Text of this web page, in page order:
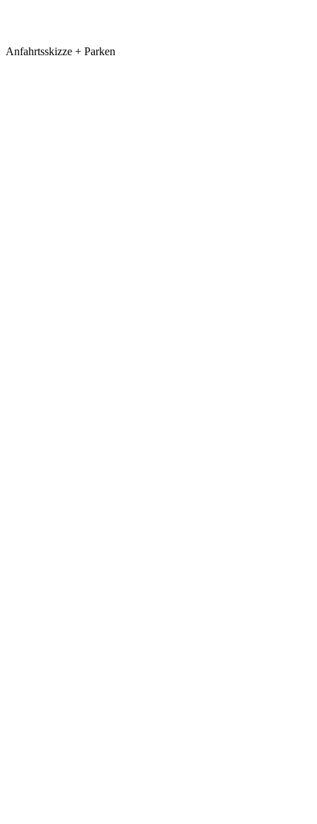
Anfahrtsskizze + Parken